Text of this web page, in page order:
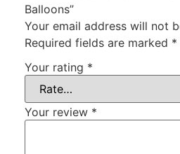
Balloons”
Your email address will not
Required fields are marked *
Your rating *
Your review *